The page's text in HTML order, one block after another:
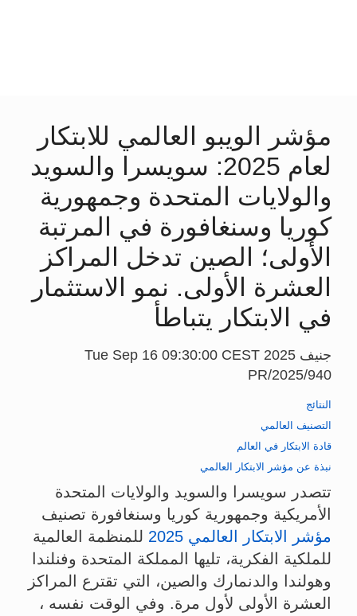
مؤشر الويبو العالمي للابتكار
لعام 2025: سويسرا والسويد
والولايات المتحدة وجمهورية
كوريا وسنغافورة في المرتبة
الأولى؛ الصين تدخل المراكز
العشرة الأولى. نمو الاستثمار
في الابتكار يتباطأ
جنيف Tue Sep 16 09:30:00 CEST 2025
PR/2025/940
النتائج
التصنيف العالمي
قادة الابتكار في العالم
نبذة عن مؤشر الابتكار العالمي
تتصدر سويسرا والسويد والولايات المتحدة
الأمريكية وجمهورية كوريا وسنغافورة تصنيف
مؤشر الابتكار العالمي 2025
للمنظمة العالمية
للملكية الفكرية، تليها المملكة المتحدة وفنلندا
وهولندا والدنمارك والصين، التي تقترع المراكز
العشرة الأولى لأول مرة. وفي الوقت نفسه ،